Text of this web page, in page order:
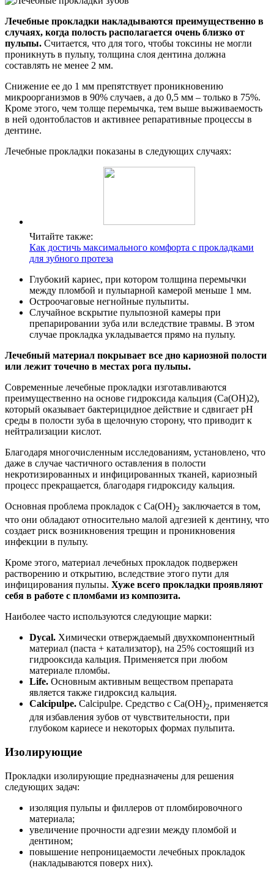
Лечебные прокладки накладываются преимущественно в
случаях, когда полость располагается очень близко от
пульпы. Считается, что для того, чтобы токсины не могли
проникнуть в пульпу, толщина слоя дентина должна
составлять не менее 2 мм.
Снижение ее до 1 мм препятствует проникновению
микроорганизмов в 90% случаев, а до 0,5 мм – только в 75%.
Кроме этого, чем толще перемычка, тем выше выживаемость
в ней одонтобластов и активнее репаративные процессы в
дентине.
Лечебные прокладки показаны в следующих случаях:
Читайте также:
Как достичь максимального комфорта с прокладками
для зубного протеза
Глубокий кариес, при котором толщина перемычки
между пломбой и пульпарной камерой меньше 1 мм.
Остроочаговые негнойные пульпиты.
Случайное вскрытие пульпозной камеры при
препарировании зуба или вследствие травмы. В этом
случае прокладка укладывается прямо на пульпу.
Лечебный материал покрывает все дно кариозной полости
или лежит точечно в местах рога пульпы.
Современные лечебные прокладки изготавливаются
преимущественно на основе гидроксида кальция (Ca(OH)2),
который оказывает бактерицидное действие и сдвигает pH
среды в полости зуба в щелочную сторону, что приводит к
нейтрализации кислот.
Благодаря многочисленным исследованиям, установлено, что
даже в случае частичного оставления в полости
некротизированных и инфицированных тканей, кариозный
процесс прекращается, благодаря гидроксиду кальция.
Основная проблема прокладок с Ca(OH)2 заключается в том,
что они обладают относительно малой адгезией к дентину, что
создает риск возникновения трещин и проникновения
инфекции в пульпу.
Кроме этого, материал лечебных прокладок подвержен
растворению и открытию, вследствие этого пути для
инфицирования пульпы. Хуже всего прокладки проявляют
себя в работе с пломбами из композита.
Наиболее часто используются следующие марки:
Dycal. Химически отверждаемый двухкомпонентный
материал (паста + катализатор), на 25% состоящий из
гидрооксида кальция. Применяется при любом
материале пломбы.
Life. Основным активным веществом препарата
является также гидроксид кальция.
Calcipulpe. Calcipulpe. Средство с Ca(OH)2, применяется
для избавления зубов от чувствительности, при
глубоком кариесе и некоторых формах пульпита.
Изолирующие
Прокладки изолирующие предназначены для решения
следующих задач:
изоляция пульпы и филлеров от пломбировочного
материала;
увеличение прочности адгезии между пломбой и
дентином;
повышение непроницаемости лечебных прокладок
(накладываются поверх них).